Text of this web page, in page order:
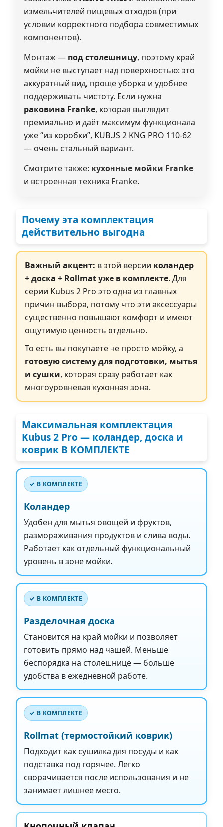
измельчителей пищевых отходов (при
условии корректного подбора совместимых
компонентов).
Монтаж — под столешницу, поэтому край
мойки не выступает над поверхностью: это
аккуратный вид, проще уборка и удобнее
поддерживать чистоту. Если нужна
раковина Franke, которая выглядит
премиально и даёт максимум функционала
уже “из коробки”, KUBUS 2 KNG PRO 110-62
— очень стальный вариант.
Смотрите также: кухонные мойки Franke
и встроенная техника Franke.
Почему эта комплектация
действительно выгодна
Важный акцент: в этой версии коландер
+ доска + Rollmat уже в комплекте. Для
серии Kubus 2 Pro это одна из главных
причин выбора, потому что эти аксессуары
существенно повышают комфорт и имеют
ощутимую ценность отдельно.
То есть вы покупаете не просто мойку, а
готовую систему для подготовки, мытья
и сушки, которая сразу работает как
многоуровневая кухонная зона.
Максимальная комплектация
Kubus 2 Pro — коландер, доска и
коврик В КОМПЛЕКТЕ
✓ В КОМПЛЕКТЕ
Коландер
Удобен для мытья овощей и фруктов,
размораживания продуктов и слива воды.
Работает как отдельный функциональный
уровень в зоне мойки.
✓ В КОМПЛЕКТЕ
Разделочная доска
Становится на край мойки и позволяет
готовить прямо над чашей. Меньше
беспорядка на столешнице — больше
удобства в ежедневной работе.
✓ В КОМПЛЕКТЕ
Rollmat (термостойкий коврик)
Подходит как сушилка для посуды и как
подставка под горячее. Легко
сворачивается после использования и не
занимает лишнее место.